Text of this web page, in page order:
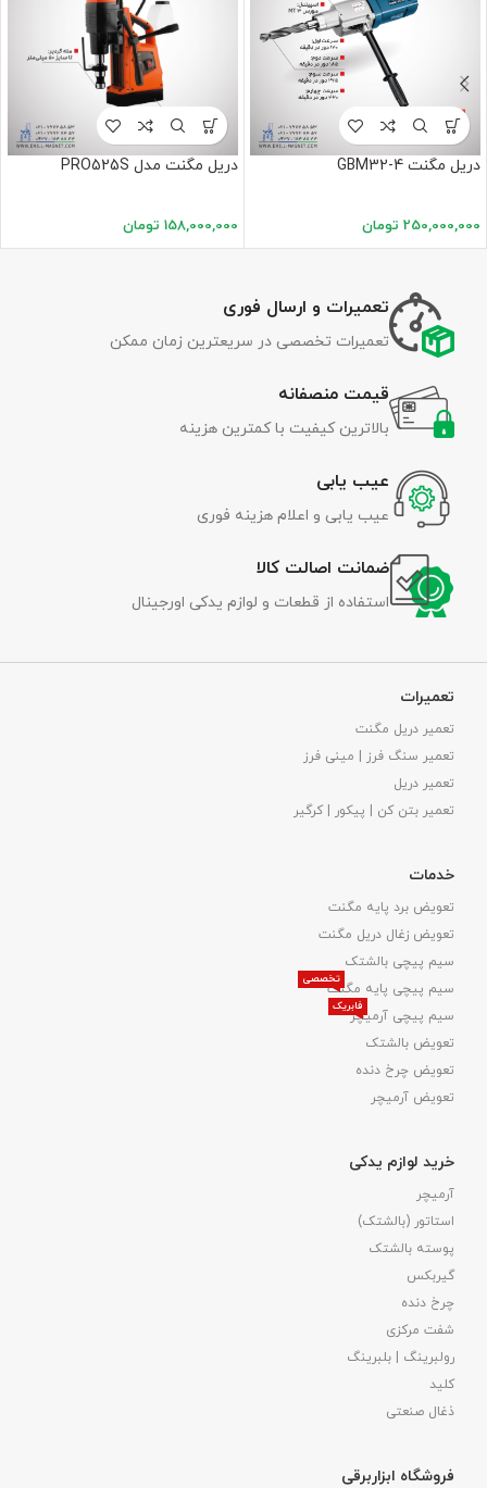
دریل مگنت GBM32-4
250,000,000 تومان
دریل مگنت مدل PRO525S
158,000,000 تومان
تعمیرات و ارسال فوری
تعمیرات تخصصی در سریعترین زمان ممکن
قیمت منصفانه
بالاترین کیفیت با کمترین هزینه
عیب یابی
عیب یابی و اعلام هزینه فوری
ضمانت اصالت کالا
استفاده از قطعات و لوازم یدکی اورجینال
تعمیرات
تعمیر دریل مگنت
تعمیر سنگ فرز | مینی فرز
تعمیر دریل
تعمیر بتن کن | پیکور | کرگیر
خدمات
تعویض برد پایه مگنت
تعویض زغال دریل مگنت
سیم پیچی بالشتک
سیم پیچی پایه مگنت
تخصصی
سیم پیچی آرمیچر
فابریک
تعویض بالشتک​
تعویض چرخ دنده
تعویض آرمیچر
خرید لوازم یدکی
آرمیچر
استاتور (بالشتک)
پوسته بالشتک
گیربکس
چرخ دنده
شفت مرکزی
رولبرینگ | بلبرینگ
کلید
ذغال صنعتی
فروشگاه ابزاربرقی